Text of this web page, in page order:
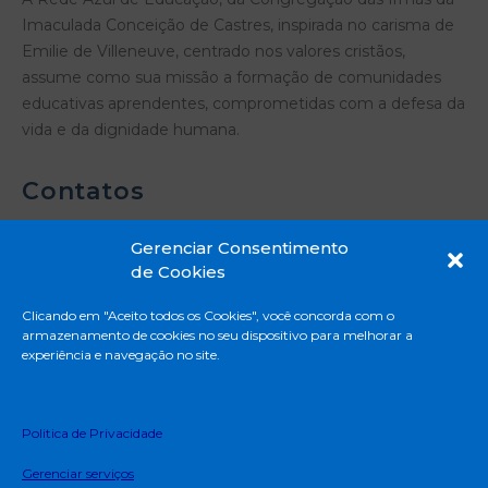
Gerenciar Consentimento
de Cookies
Clicando em "Aceito todos os Cookies", você concorda com o
armazenamento de cookies no seu dispositivo para melhorar a
experiência e navegação no site.
Politica de Privacidade
Gerenciar serviços
Imaculada Conceição de Castres, inspirada no carisma de
Emilie de Villeneuve, centrado nos valores cristãos,
assume como sua missão a formação de comunidades
educativas aprendentes, comprometidas com a defesa da
vida e da dignidade humana.
Contatos
Mascote - São Paulo - SP
11 5671-8888
Termos e Condições de uso
Edital do Programa de Bolsa de Estudo (EJA)